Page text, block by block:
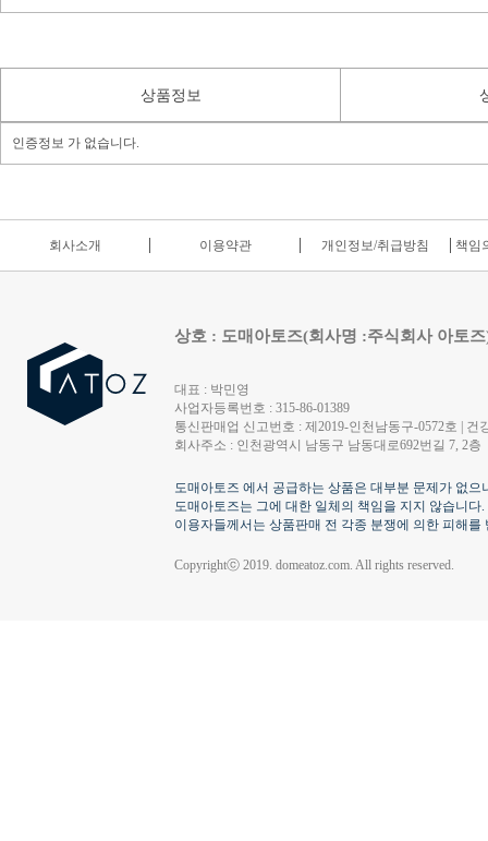
상품정보
인증정보 가 없습니다.
회사소개 이용약관 개인정보/취급방침 책임
상호 : 도매아토즈(회사명 :주식회사 아토
대표 : 박민영
사업자등록번호 : 315-86-01389
통신판매업 신고번호 : 제2019-인천남동구-0572호 | 건
회사주소 : 인천광역시 남동구 남동대로692번길 7, 2층
도매아토즈 에서 공급하는 상품은 대부분 문제가 없
도매아토즈는 그에 대한 일체의 책임을 지지 않습니다.
이용자들께서는 상품판매 전 각종 분쟁에 의한 피해
Copyrightⓒ 2019. domeatoz.com. All rights reserved.